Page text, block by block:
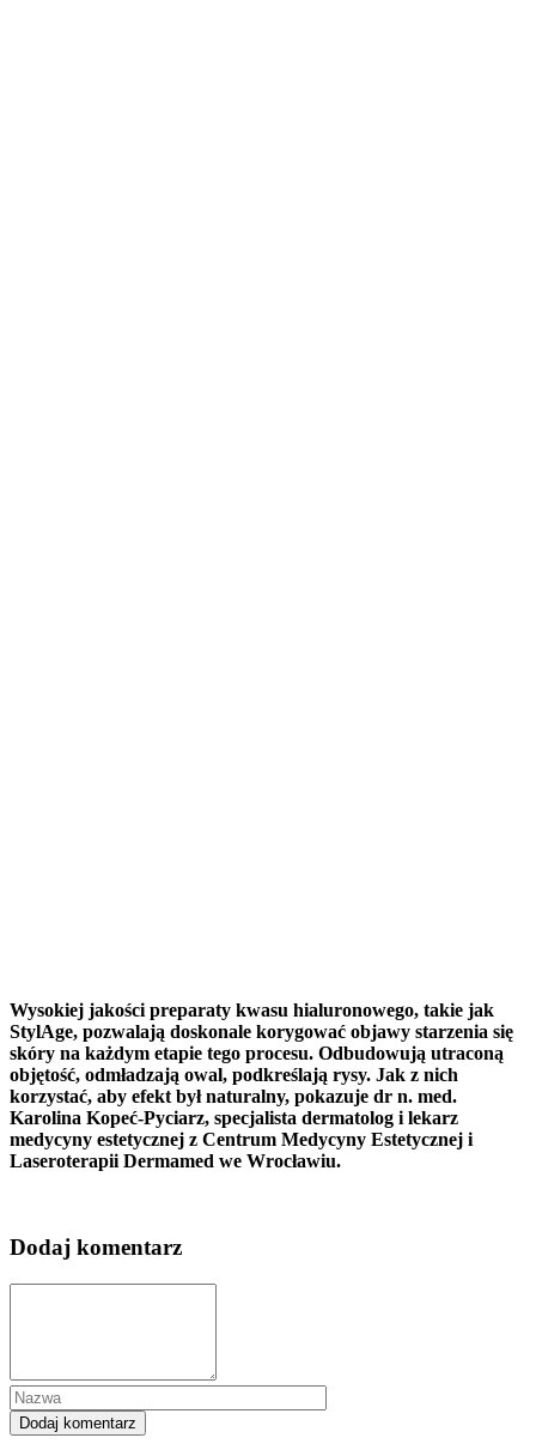
Wysokiej jakości preparaty kwasu hialuronowego, takie jak
StylAge, pozwalają doskonale korygować objawy starzenia się
skóry na każdym etapie tego procesu. Odbudowują utraconą
objętość, odmładzają owal, podkreślają rysy. Jak z nich
korzystać, aby efekt był naturalny, pokazuje dr n. med.
Karolina Kopeć-Pyciarz, specjalista dermatolog i lekarz
medycyny estetycznej z Centrum Medycyny Estetycznej i
Laseroterapii Dermamed we Wrocławiu.
Dodaj komentarz